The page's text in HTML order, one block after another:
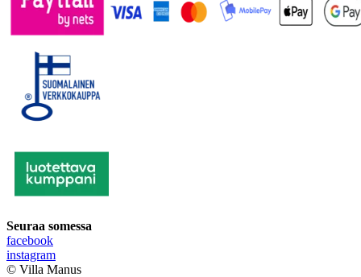
Seuraa somessa
facebook
instagram
© Villa Manus